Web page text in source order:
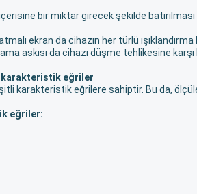
bir miktar girecek şekilde
ekran da cihazın her türlü
askısı da cihazı düşme tehlikesine karşı
karakteristik eğriler
karakteristik eğrilere sahiptir. Bu da,
eğriler: